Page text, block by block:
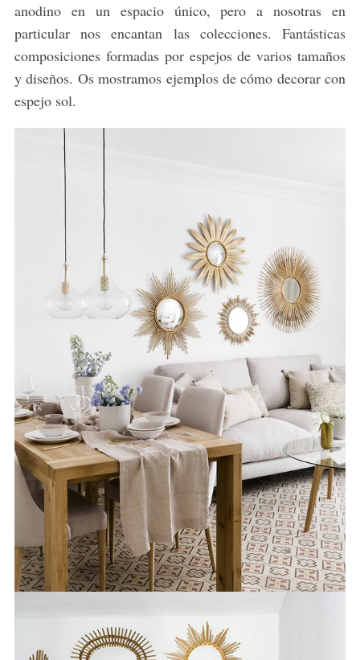
anodino en un espacio único, pero a nosotras en
particular nos encantan las colecciones. Fantásticas
composiciones formadas por espejos de varios tamaños
y diseños. Os mostramos ejemplos de cómo decorar con
espejo sol.